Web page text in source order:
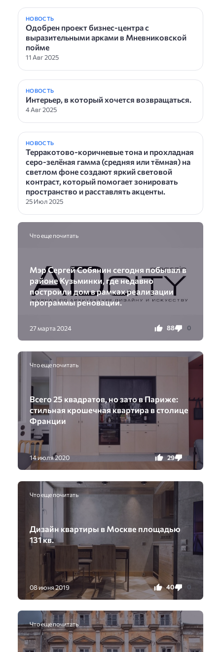
НОВОСТЬ
Одобрен проект бизнес-центра с
выразительными арками в Мневниковской
пойме
11 Авг 2025
НОВОСТЬ
Интерьер, в который хочется возвращаться.
4 Авг 2025
НОВОСТЬ
Терракотово-коричневые тона и прохладная
серо-зелёная гамма (средняя или тёмная) на
светлом фоне создают яркий световой
контраст, который помогает зонировать
пространство и расставлять акценты.
25 Июл 2025
Что еще почитать
Мэр Сергей Собянин сегодня побывал в
районе Кузьминки, где недавно
построили дом в рамках реализации
программы реновации.
27 марта 2024 88 0
Что еще почитать
Всего 25 квадратов, но зато в Париже:
стильная крошечная квартира в столице
Франции
14 июля 2020 29 0
Что еще почитать
Дизайн квартиры в Москве площадью
131 кв.
08 июня 2019 40 0
Что еще почитать